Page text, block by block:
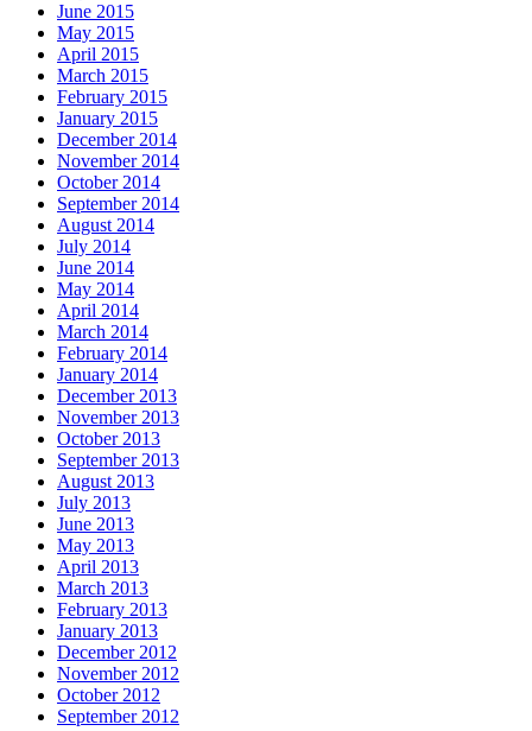
June 2015
May 2015
April 2015
March 2015
February 2015
January 2015
December 2014
November 2014
October 2014
September 2014
August 2014
July 2014
June 2014
May 2014
April 2014
March 2014
February 2014
January 2014
December 2013
November 2013
October 2013
September 2013
August 2013
July 2013
June 2013
May 2013
April 2013
March 2013
February 2013
January 2013
December 2012
November 2012
October 2012
September 2012